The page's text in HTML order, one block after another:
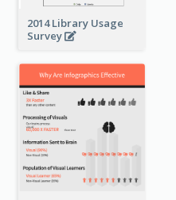
2014 Library Usage
Survey